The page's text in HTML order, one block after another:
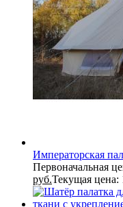
Императорская
Первоначальная
руб.Текущая цена: